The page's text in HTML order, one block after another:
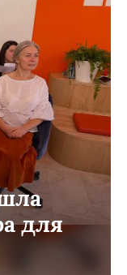
для